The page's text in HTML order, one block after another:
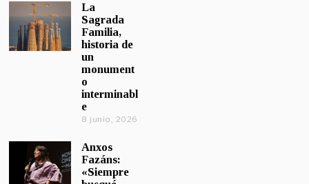
La
Sagrada
Familia,
historia de
un
monument
o
interminabl
e
8 junio, 2026
Anxos
Fazáns:
«Siempre